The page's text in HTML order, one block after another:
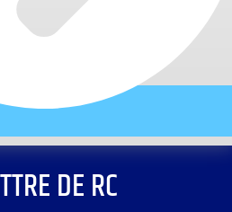
DE RC